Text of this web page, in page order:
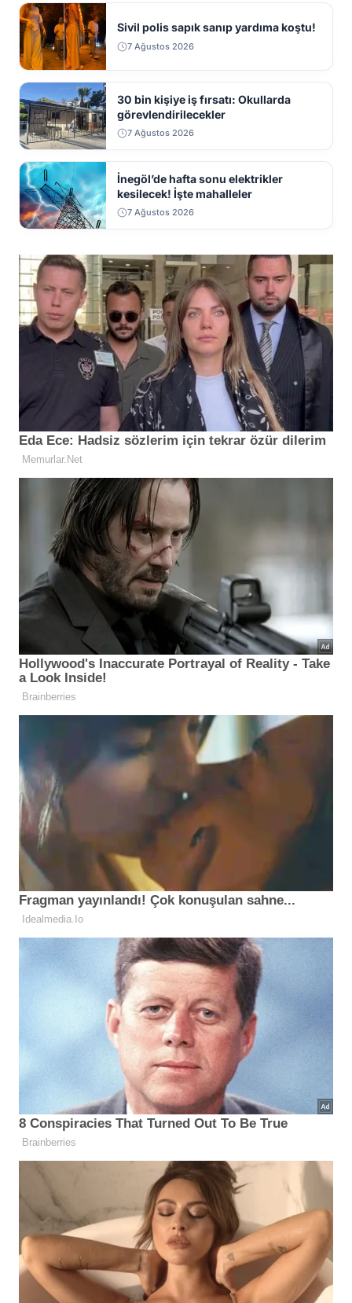
Sivil polis sapık sanıp yardıma koştu!
7 Ağustos 2026
30 bin kişiye iş fırsatı: Okullarda
görevlendirilecekler
7 Ağustos 2026
İnegöl’de hafta sonu elektrikler
kesilecek! İşte mahalleler
7 Ağustos 2026